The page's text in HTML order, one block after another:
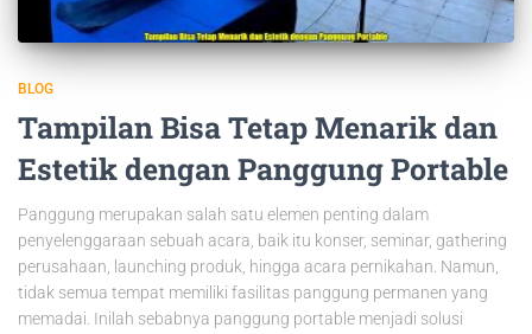
BLOG
Tampilan Bisa Tetap Menarik dan
Estetik dengan Panggung Portable
Panggung merupakan salah satu elemen penting dalam
penyelenggaraan sebuah acara, baik itu konser, seminar, gathering
perusahaan, launching produk, hingga acara pernikahan. Namun,
tidak semua tempat memiliki fasilitas panggung permanen yang
memadai. Inilah sebabnya panggung portable menjadi solusi